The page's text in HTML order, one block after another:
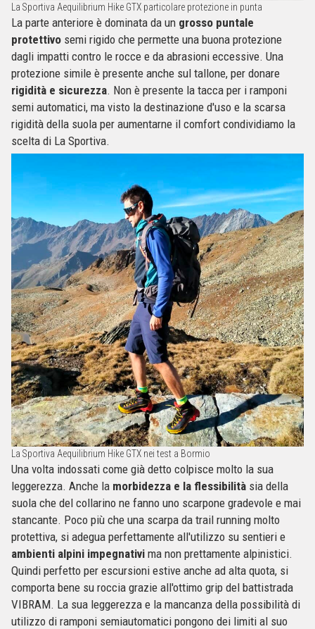
La Sportiva Aequilibrium Hike GTX particolare protezione in punta
La parte anteriore è dominata da un grosso puntale
protettivo semi rigido che permette una buona protezione
dagli impatti contro le rocce e da abrasioni eccessive. Una
protezione simile è presente anche sul tallone, per donare
rigidità e sicurezza. Non è presente la tacca per i ramponi
semi automatici, ma visto la destinazione d'uso e la scarsa
rigidità della suola per aumentarne il comfort condividiamo la
scelta di La Sportiva.
La Sportiva Aequilibrium Hike GTX nei test a Bormio
Una volta indossati come già detto colpisce molto la sua
leggerezza. Anche la morbidezza e la flessibilità sia della
suola che del collarino ne fanno uno scarpone gradevole e mai
stancante. Poco più che una scarpa da trail running molto
protettiva, si adegua perfettamente all'utilizzo su sentieri e
ambienti alpini impegnativi ma non prettamente alpinistici.
Quindi perfetto per escursioni estive anche ad alta quota, si
comporta bene su roccia grazie all'ottimo grip del battistrada
VIBRAM. La sua leggerezza e la mancanza della possibilità di
utilizzo di ramponi semiautomatici pongono dei limiti al suo